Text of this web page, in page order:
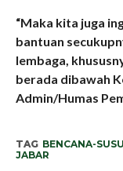
“Maka kita juga
bantuan
lembaga,
berada dibawah
Admin/Humas
TAG BENCANA-
JABAR